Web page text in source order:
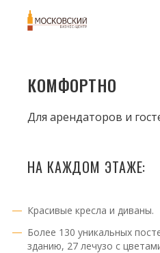
КОМФОРТНО
Для арендаторов и
НА КАЖДОМ ЭТАЖЕ:
Красивые кресла и диваны.
Более 130 уникальных
зданию, 27 лечузо с